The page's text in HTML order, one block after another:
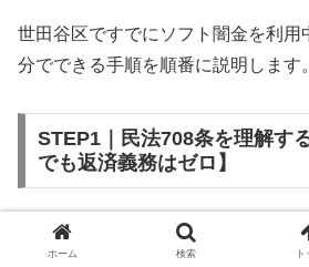
世田谷区ですでにソフト闇金を利用
分でできる手順を順番に説明します。
STEP1｜民法708条を理解す
でも返済義務はゼロ】
ソフト闇金を含む闇金との金銭消費
ホーム 検索